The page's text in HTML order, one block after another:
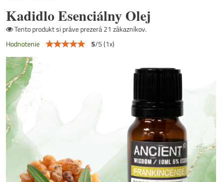
Kadidlo Esenciálny Olej
Tento produkt si práve prezerá 21 zákazníkov.
Hodnotenie
5/5(1x)